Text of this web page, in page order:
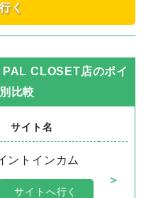
く
PAL CLOSET店のポイ
比較
サイト名
ントインカム
＞
サイトへ行く